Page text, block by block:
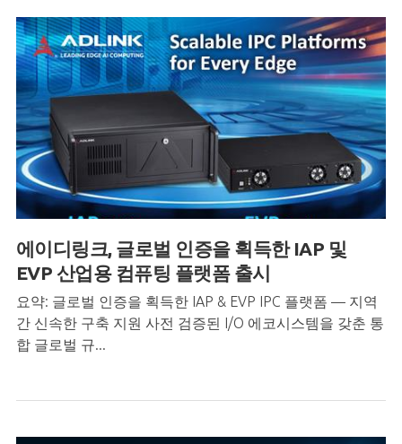
에이디링크, 글로벌 인증을 획득한 IAP 및
EVP 산업용 컴퓨팅 플랫폼 출시
요약: 글로벌 인증을 획득한 IAP & EVP IPC 플랫폼 — 지역
간 신속한 구축 지원 사전 검증된 I/O 에코시스템을 갖춘 통
합 글로벌 규...